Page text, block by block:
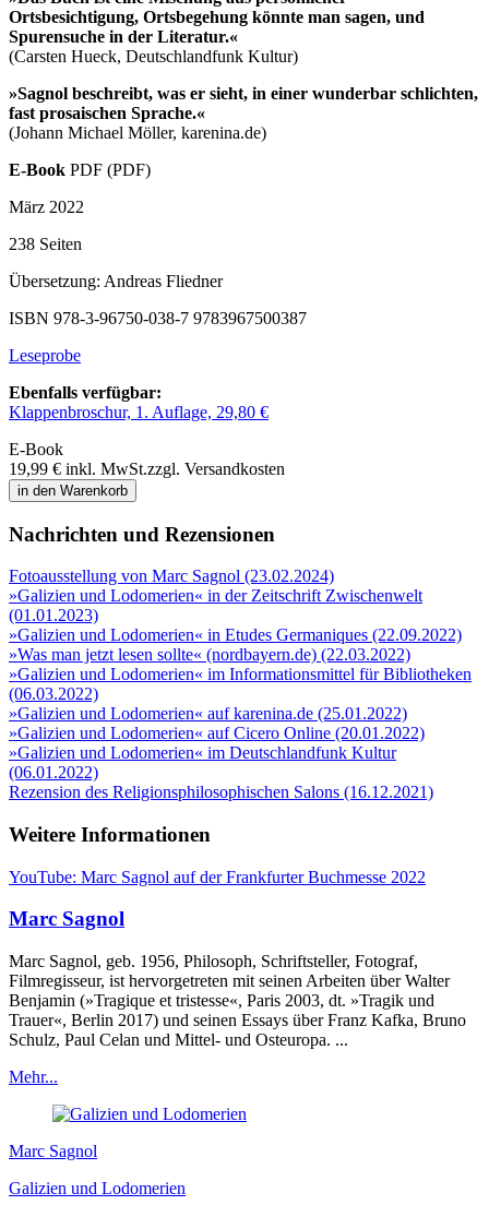
Ortsbesichtigung, Ortsbegehung könnte man sagen, und
Spurensuche in der Literatur.«
(Carsten Hueck, Deutschlandfunk Kultur)
»Sagnol beschreibt, was er sieht, in einer wunderbar schlichten,
fast prosaischen Sprache.«
(Johann Michael Möller, karenina.de)
E-Book PDF (PDF)
März 2022
238 Seiten
Übersetzung: Andreas Fliedner
ISBN 978-3-96750-038-7 9783967500387
Leseprobe
Ebenfalls verfügbar:
Klappenbroschur, 1. Auflage, 29,80 €
E-Book
19,99 € inkl. MwSt.zzgl. Versandkosten
in den Warenkorb
Nachrichten und Rezensionen
Fotoausstellung von Marc Sagnol (23.02.2024)
»Galizien und Lodomerien« in der Zeitschrift Zwischenwelt
(01.01.2023)
»Galizien und Lodomerien« in Etudes Germaniques (22.09.2022)
»Was man jetzt lesen sollte« (nordbayern.de) (22.03.2022)
»Galizien und Lodomerien« im Informationsmittel für Bibliotheken
(06.03.2022)
»Galizien und Lodomerien« auf karenina.de (25.01.2022)
»Galizien und Lodomerien« auf Cicero Online (20.01.2022)
»Galizien und Lodomerien« im Deutschlandfunk Kultur
(06.01.2022)
Rezension des Religionsphilosophischen Salons (16.12.2021)
Weitere Informationen
YouTube: Marc Sagnol auf der Frankfurter Buchmesse 2022
Marc Sagnol
Marc Sagnol, geb. 1956, Philosoph, Schriftsteller, Fotograf,
Filmregisseur, ist hervorgetreten mit seinen Arbeiten über Walter
Benjamin (»Tragique et tristesse«, Paris 2003, dt. »Tragik und
Trauer«, Berlin 2017) und seinen Essays über Franz Kafka, Bruno
Schulz, Paul Celan und Mittel- und Osteuropa. ...
Mehr...
Marc Sagnol
Galizien und Lodomerien